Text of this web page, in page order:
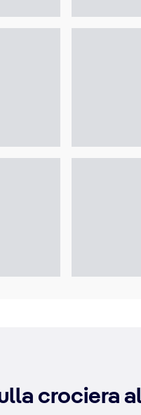
crociera